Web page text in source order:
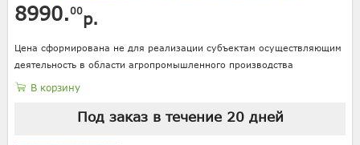
8990.00р.
Цена сформирована не для реализации субъектам осуществляющим
деятельность в области агропромышленного производства
В корзину
Под заказ в течение 20дней